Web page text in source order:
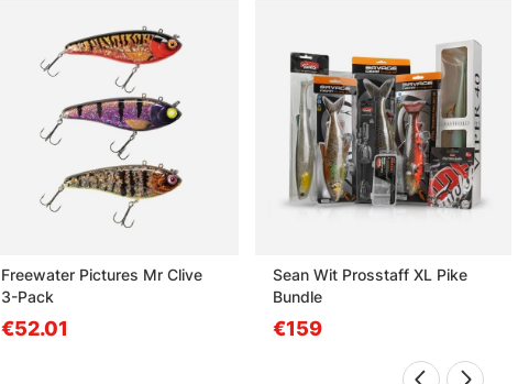
Freewater Pictures Mr Clive
3-Pack
€52.01
Sean Wit Prosstaff XL Pike
Bundle
€159